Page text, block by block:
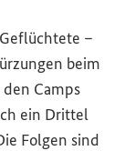
–
beim
Camps
ein Drittel
Folgen sind